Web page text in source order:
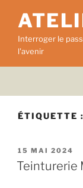
contenu
principal
Interroger le
l'avenir
ÉTIQUETTE :
PUBLIÉ
LE
15 MAI 2024
Teinturerie